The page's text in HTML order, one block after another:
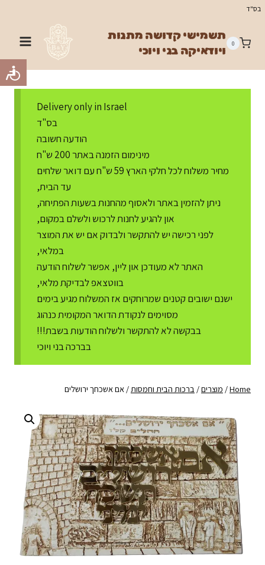
Skip
content
בס"ד
0
תשמישי קדושה מתנות
ויודאיקה בני ויוכי
Delivery only in Israel
בס"ד
הודעה חשובה
מינימום הזמנה באתר 200 ש"ח
מחיר משלוח לכל חלקי הארץ 59 ש"ח עם דואר שלחים
עד הבית,
ניתן להזמין באתר ולאסוף מהחנות בשעות הפתיחה,
און להגיע לחנות לרכוש ולשלם במקום,
לפני רכישה יש להתקשר ולבדוק אם יש את המוצר
במלאי,
האתר לא מעודכן און ליין, אפשר לשלוח הודעה
בווטצאפ לבדיקת מלאי,
ישנם ישובים קטנים שמרוחקים אז המשלוח מגיע בימים
מסוימים לנקודת הדואר המקומית כנהוג
בבקשה לא להתקשר ולשלוח הודעות בשבת!!!
בברכה בני ויוכי
Home
/ מוצרים/ ברכות הבית וחמסות / אם אשכחך ירושלים